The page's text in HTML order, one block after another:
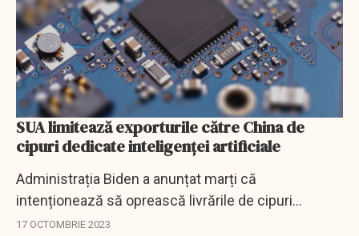
SUA limitează exporturile către China de
cipuri dedicate inteligenței artificiale
Administrația Biden a anunțat marți că
intenționează să oprească livrările de cipuri
dedicate inteligenței artificiale către China,
17 OCTOMBRIE 2023